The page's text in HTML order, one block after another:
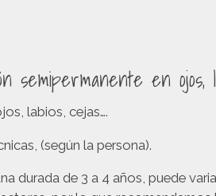
semipermanente en ojos,
labios, cejas….
(según la persona).
durada de 3 a 4 años, puede